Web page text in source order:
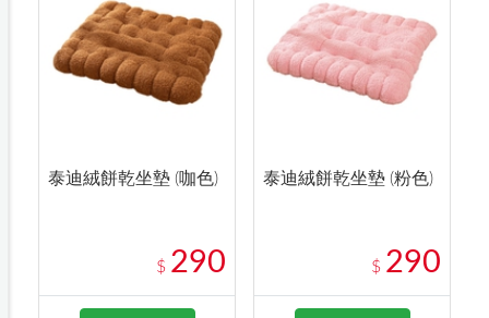
泰迪絨餅乾坐墊 (咖色)
$ 290
泰迪絨餅乾坐墊 (粉色)
$ 290